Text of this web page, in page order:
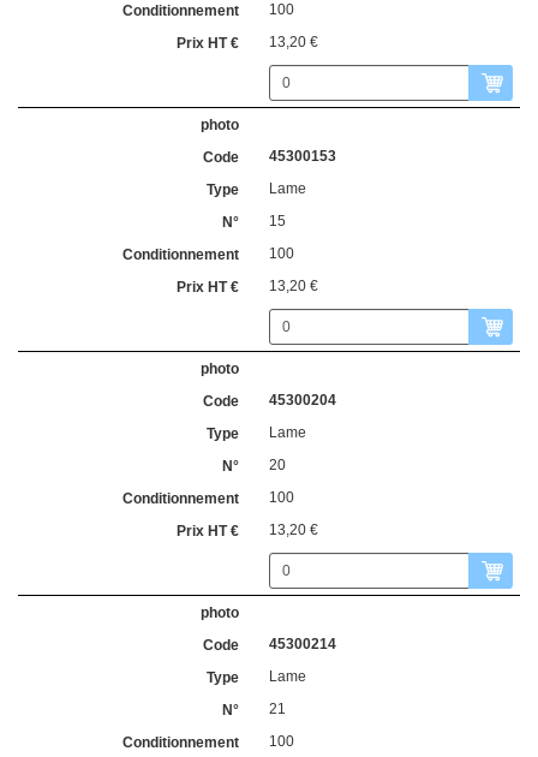
100
13,20 €
45300153
Lame
15
100
13,20 €
45300204
Lame
20
100
13,20 €
45300214
Lame
21
100